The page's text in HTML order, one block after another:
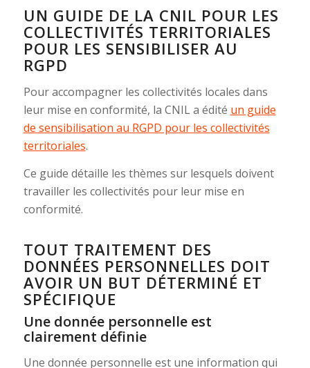
UN GUIDE DE LA CNIL POUR LES
COLLECTIVITÉS TERRITORIALES
POUR LES SENSIBILISER AU
RGPD
Pour accompagner les collectivités locales dans
leur mise en conformité, la CNIL a édité un guide
de sensibilisation au RGPD pour les collectivités
territoriales.
Ce guide détaille les thèmes sur lesquels doivent
travailler les collectivités pour leur mise en
conformité.
TOUT TRAITEMENT DES
DONNÉES PERSONNELLES DOIT
AVOIR UN BUT DÉTERMINÉ ET
SPÉCIFIQUE
Une donnée personnelle est
clairement définie
Une donnée personnelle est une information qui